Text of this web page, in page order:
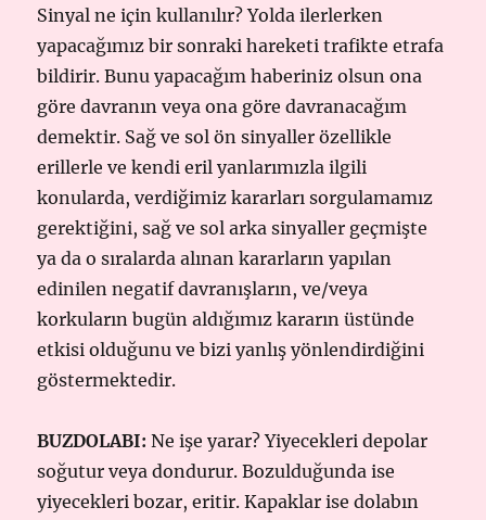
Sinyal ne için kullanılır? Yolda ilerlerken
yapacağımız bir sonraki hareketi trafikte etrafa
bildirir. Bunu yapacağım haberiniz olsun ona
göre davranın veya ona göre davranacağım
demektir. Sağ ve sol ön sinyaller özellikle
erillerle ve kendi eril yanlarımızla ilgili
konularda, verdiğimiz kararları sorgulamamız
gerektiğini, sağ ve sol arka sinyaller geçmişte
ya da o sıralarda alınan kararların yapılan
edinilen negatif davranışların, ve/veya
korkuların bugün aldığımız kararın üstünde
etkisi olduğunu ve bizi yanlış yönlendirdiğini
göstermektedir.
BUZDOLABI: Ne işe yarar? Yiyecekleri depolar
soğutur veya dondurur. Bozulduğunda ise
yiyecekleri bozar, eritir. Kapaklar ise dolabın